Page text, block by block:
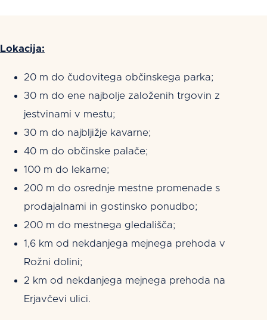
Lokacija:
20 m do čudovitega občinskega parka;
30 m do ene najbolje založenih trgovin z
jestvinami v mestu;
30 m do najbljižje kavarne;
40 m do občinske palače;
100 m do lekarne;
200 m do osrednje mestne promenade s
prodajalnami in gostinsko ponudbo;
200 m do mestnega gledališča;
1,6 km od nekdanjega mejnega prehoda v
Rožni dolini;
2 km od nekdanjega mejnega prehoda na
Erjavčevi ulici.